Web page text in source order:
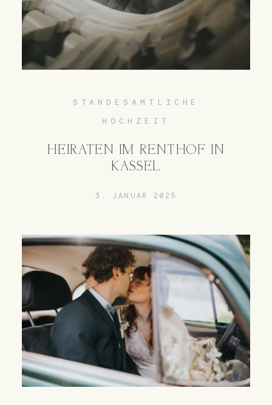
STANDESAMTLICHE
HOCHZEIT
HEIRATEN IM RENTHOF IN
KASSEL
3. JANUAR 2025